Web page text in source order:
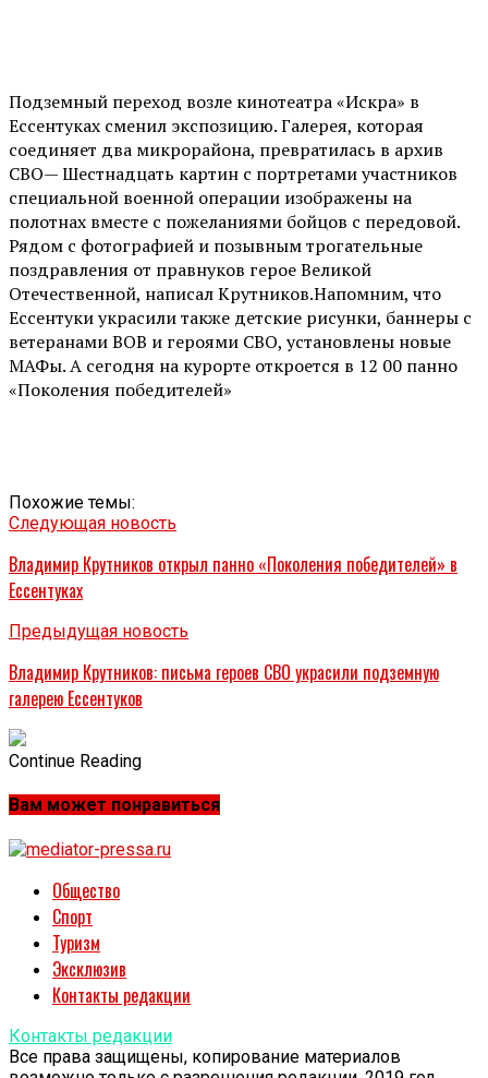
Подземный переход возле кинотеатра «Искра» в
Ессентуках сменил экспозицию. Галерея, которая
соединяет два микрорайона, превратилась в архив
СВО— Шестнадцать картин с портретами участников
специальной военной операции изображены на
полотнах вместе с пожеланиями бойцов с передовой.
Рядом с фотографией и позывным трогательные
поздравления от правнуков герое Великой
Отечественной, написал Крутников.Напомним, что
Ессентуки украсили также детские рисунки, баннеры с
ветеранами ВОВ и героями СВО, установлены новые
МАФы. А сегодня на курорте откроется в 12 00 панно
«Поколения победителей»
Похожие темы:
Следующая новость
Владимир Крутников открыл панно «Поколения победителей» в
Ессентуках
Предыдущая новость
Владимир Крутников: письма героев СВО украсили подземную
галерею Ессентуков
Continue Reading
Вам может понравиться
Общество
Спорт
Туризм
Эксклюзив
Контакты редакции
Контакты редакции
Все права защищены, копирование материалов